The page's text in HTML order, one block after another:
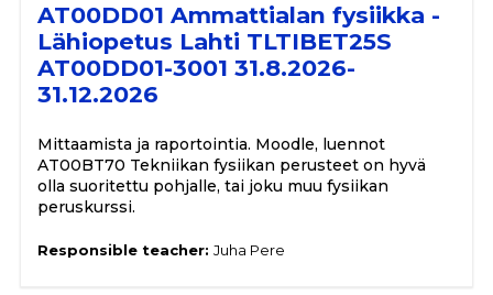
AT00DD01 Ammattialan fysiikka -
Lähiopetus Lahti TLTIBET25S
AT00DD01-3001 31.8.2026-
31.12.2026
Mittaamista ja raportointia. Moodle, luennot
AT00BT70 Tekniikan fysiikan perusteet on hyvä
olla suoritettu pohjalle, tai joku muu fysiikan
peruskurssi.
Responsible teacher: Juha Pere